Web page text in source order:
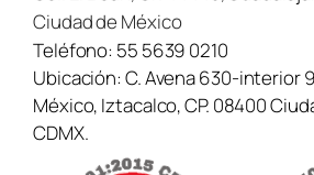
Ciudad de México
Teléfono: 55 5639 0210
Ubicación:C. Avena 630-interior
México, Iztacalco, CP. 08400
CDMX.